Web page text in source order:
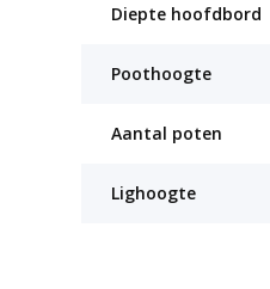
Diepte hoofdbord
Poothoogte
Aantal poten
Lighoogte